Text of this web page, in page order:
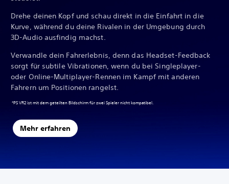
Drehe deinen Kopf und schau direkt in die Einfahrt in die
Kurve, während du deine Rivalen in der Umgebung durch
3D-Audio ausfindig machst.
Verwandle dein Fahrerlebnis, denn das Headset-Feedback
sorgt für subtile Vibrationen, wenn du bei Singleplayer-
oder Online-Multiplayer-Rennen im Kampf mit anderen
Fahrern um Positionen rangelst.
*PS VR2 ist mit dem geteilten Bildschirm für zwei Spieler nicht kompatibel.
Mehr erfahren